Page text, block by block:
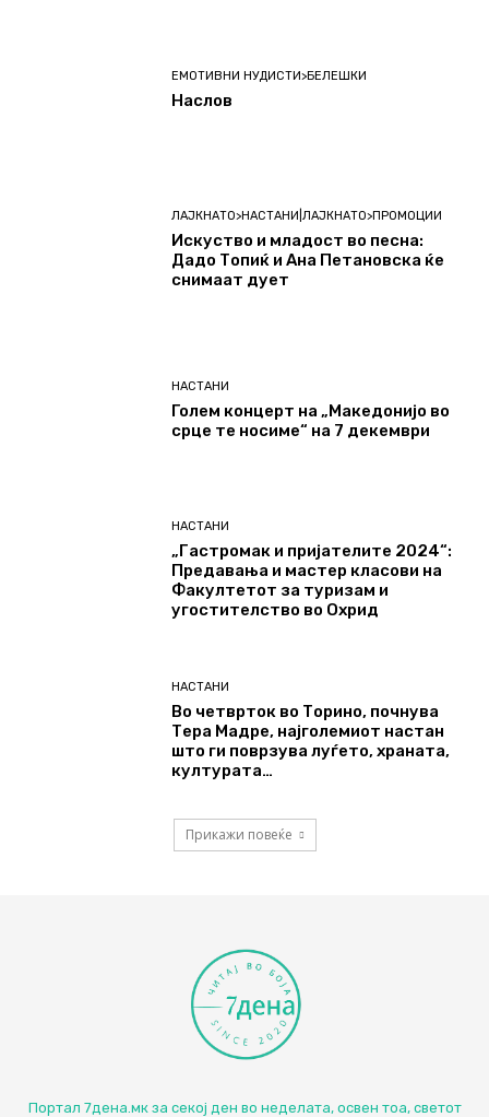
ЕМОТИВНИ НУДИСТИ>БЕЛЕШКИ
Наслов
ЛАЈКНАТО>НАСТАНИ|ЛАЈКНАТО>ПРОМОЦИИ
Искуство и младост во песна:
Дадо Топиќ и Ана Петановска ќе
снимаат дует
НАСТАНИ
Голем концерт на „Македонијо во
срце те носиме“ на 7 декември
НАСТАНИ
„Гастромак и пријателите 2024“:
Предавања и мастер класови на
Факултетот за туризам и
угостителство во Охрид
НАСТАНИ
Во четврток во Торино, почнува
Тера Мадре, најголемиот настан
што ги поврзува луѓето, храната,
културата…
Прикажи повеќе
Портал 7дена.мк за секој ден во неделата, освен тоа, светот